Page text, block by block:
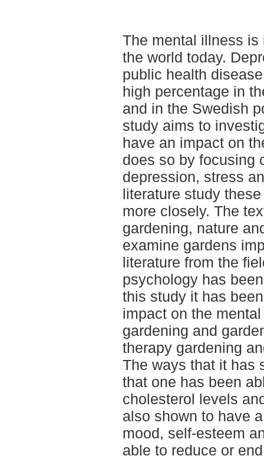
The mental illness
the world today.
public health
high percentage in
and in the Swedish
study aims to
have an impact on
does so by focusing
depression, stress
literature study
more closely. The
gardening, nature
examine gardens
literature from the
psychology has
this study it has
impact on the
gardening and
therapy gardening
The ways that it has
that one has been
cholesterol levels
also shown to have
mood, self-esteem
able to reduce or